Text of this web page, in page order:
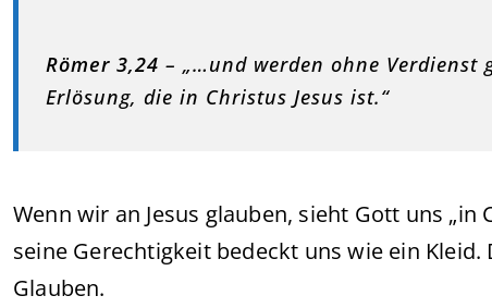
Römer 3,24 – „…und werden ohne Verdienst
Erlösung, die in Christus Jesus ist.“
Wenn wir an Jesus glauben, sieht Gott uns
seine Gerechtigkeit bedeckt uns wie ein
Glauben.